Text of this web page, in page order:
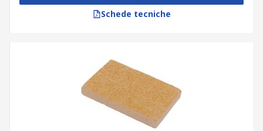
Schede tecniche